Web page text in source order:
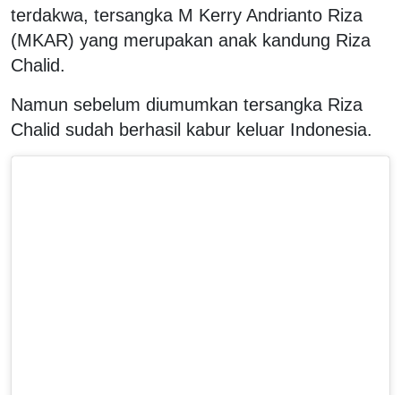
terdakwa, tersangka M Kerry Andrianto Riza
(MKAR) yang merupakan anak kandung Riza
Chalid.
Namun sebelum diumumkan tersangka Riza
Chalid sudah berhasil kabur keluar Indonesia.